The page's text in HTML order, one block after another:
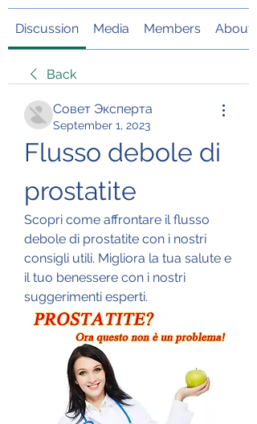
Discussion Media Members About
Back
Совет Эксперта
September 1, 2023
Flusso debole di
prostatite
Scopri come affrontare il flusso
debole di prostatite con i nostri
consigli utili. Migliora la tua salute e
il tuo benessere con i nostri
suggerimenti esperti.